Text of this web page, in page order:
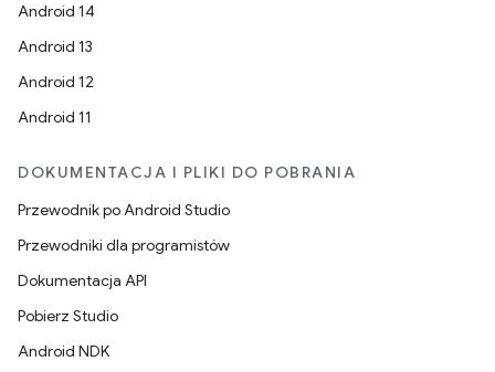
Android 14
Android 13
Android 12
Android 11
DOKUMENTACJA I PLIKI DO POBRANIA
Przewodnik po Android Studio
Przewodniki dla programistów
Dokumentacja API
Pobierz Studio
Android NDK